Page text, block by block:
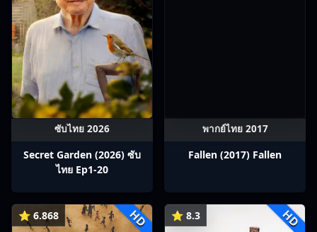
ซับไทย 2026
Secret Garden (2026) ซับ
ไทย Ep1-20
พากย์ไทย 2017
Fallen (2017) Fallen
⭐ 6.868 HD ⭐ 8.3 HD